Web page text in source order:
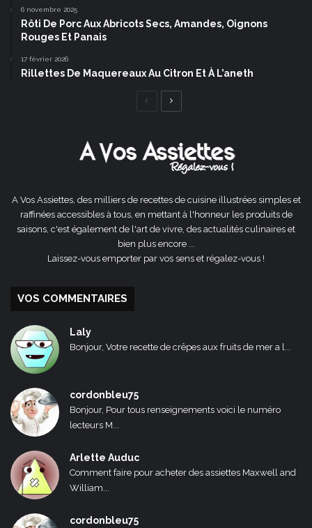
6 novembre 2025
Rôti De Porc Aux Abricots Secs, Amandes, Oignons
Rouges Et Panais
17 février 2026
Rillettes De Maquereaux Au Citron Et À L’aneth
Page
A Vos Assiettes, des milliers de recettes de cuisine illustrées simples et
raffinées accessibles à tous, en mettant à l'honneur les produits de
saisons, c'est également de l'art de vivre, des actualités culinaires et
bien plus encore ...
Laissez-vous emporter par vos sens et régalez-vous !
VOS COMMENTAIRES
Laly
Bonjour, Votre recette de crêpes aux fruits de mer a l...
cordonbleu75
Bonjour, Pour tous renseignements voici le numéro
lecteurs M...
Arlette Auduc
Comment faire pour acheter des assiettes Maxwell and
William...
cordonbleu75